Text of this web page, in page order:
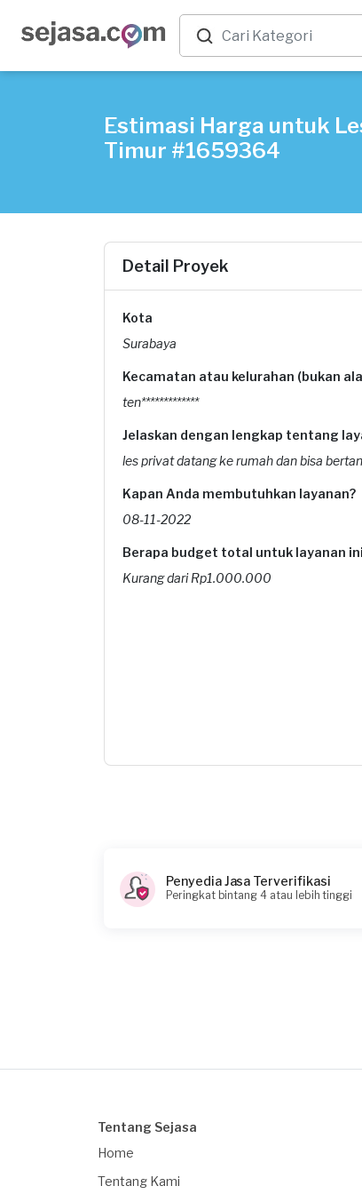
Estimasi Harga untuk
Timur #1659364
Detail Proyek
Kota
Surabaya
Kecamatan atau kelurahan (bukan
ten*************
Jelaskan dengan lengkap tentang
les privat datang ke rumah dan bisa
Kapan Anda membutuhkan layanan?
08-11-2022
Berapa budget total untuk layanan
Kurang dari Rp1.000.000
Penyedia Jasa Terverifikasi
Peringkat bintang 4 atau lebih tinggi
Tentang Sejasa
Home
Tentang Kami